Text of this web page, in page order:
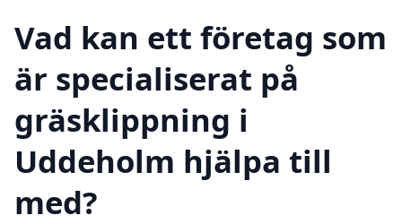
Vad kan ett företag som
är specialiserat på
gräsklippning i
Uddeholm hjälpa till
med?